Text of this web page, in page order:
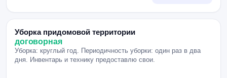
Уборка придомовой территории
договорная
Уборка: круглый год. Периодичность уборки: один раз в два
дня. Инвентарь и технику предоставлю свои.